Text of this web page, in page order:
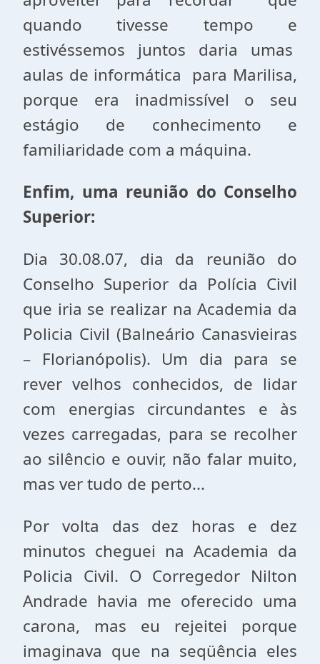
quando tivesse tempo e
estivéssemos juntos daria umas
aulas de informática para Marilisa,
porque era inadmissível o seu
estágio de conhecimento e
familiaridade com a máquina.
Enfim, uma reunião do Conselho
Superior:
Dia 30.08.07, dia da reunião do
Conselho Superior da Polícia Civil
que iria se realizar na Academia da
Policia Civil (Balneário Canasvieiras
– Florianópolis). Um dia para se
rever velhos conhecidos, de lidar
com energias circundantes e às
vezes carregadas, para se recolher
ao silêncio e ouvir, não falar muito,
mas ver tudo de perto...
Por volta das dez horas e dez
minutos cheguei na Academia da
Policia Civil. O Corregedor Nilton
Andrade havia me oferecido uma
carona, mas eu rejeitei porque
imaginava que na seqüência eles